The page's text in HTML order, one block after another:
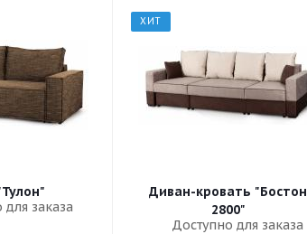
заказа
ХИТ
Диван-кровать "Бостон
2800"
Доступно для заказа